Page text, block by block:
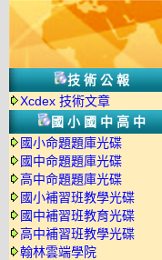
技術公報
Xcdex 技術文章
國小國中高中
國小命題題庫光碟
國中命題題庫光碟
高中命題題庫光碟
國小補習班教學光碟
國中補習班教育光碟
高中補習班教學光碟
翰林雲端學院